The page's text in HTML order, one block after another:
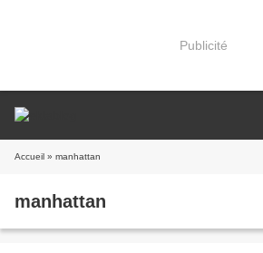
Publicité
Accueil » manhattan
manhattan